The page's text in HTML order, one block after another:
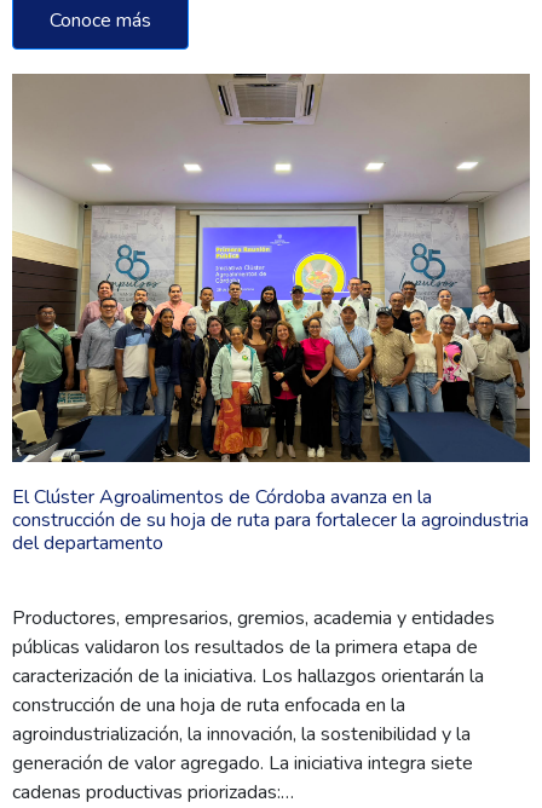
Conoce más
El Clúster Agroalimentos de Córdoba avanza en la
construcción de su hoja de ruta para fortalecer la agroindustria
del departamento
Productores, empresarios, gremios, academia y entidades
públicas validaron los resultados de la primera etapa de
caracterización de la iniciativa. Los hallazgos orientarán la
construcción de una hoja de ruta enfocada en la
agroindustrialización, la innovación, la sostenibilidad y la
generación de valor agregado. La iniciativa integra siete
cadenas productivas priorizadas:…